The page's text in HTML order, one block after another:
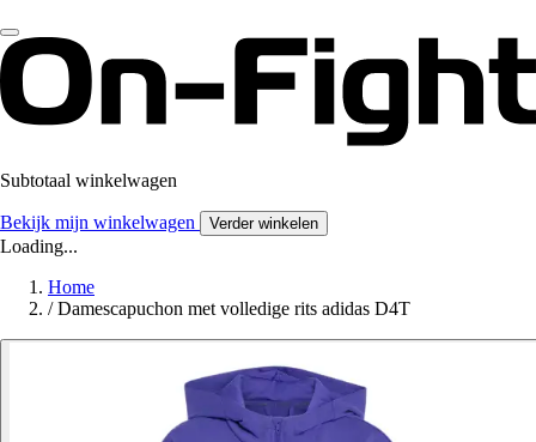
Subtotaal winkelwagen
Bekijk mijn winkelwagen Verder winkelen
Loading...
Home
/ Damescapuchon met volledige rits adidas D4T